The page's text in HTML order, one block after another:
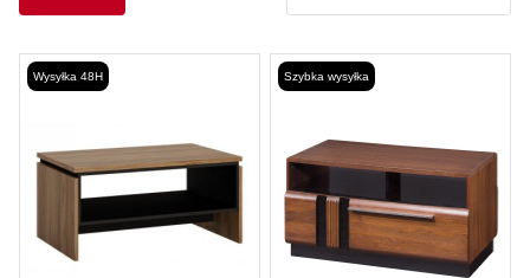
Wysyłka 48H Szybka wysyłka